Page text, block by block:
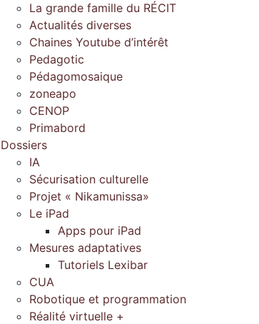
La grande famille du RÉCIT
Actualités diverses
Chaines Youtube d’intérêt
Pedagotic
Pédagomosaique
zoneapo
CENOP
Primabord
Dossiers
IA
Sécurisation culturelle
Projet « Nikamunissa»
Le iPad
Apps pour iPad
Mesures adaptatives
Tutoriels Lexibar
CUA
Robotique et programmation
Réalité virtuelle +